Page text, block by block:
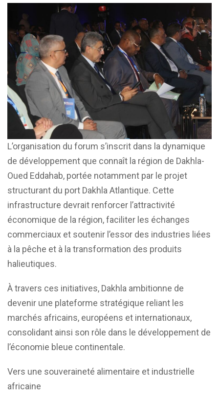
L’organisation du forum s’inscrit dans la dynamique
de développement que connaît la région de Dakhla-
Oued Eddahab, portée notamment par le projet
structurant du port Dakhla Atlantique. Cette
infrastructure devrait renforcer l’attractivité
économique de la région, faciliter les échanges
commerciaux et soutenir l’essor des industries liées
à la pêche et à la transformation des produits
halieutiques.
À travers ces initiatives, Dakhla ambitionne de
devenir une plateforme stratégique reliant les
marchés africains, européens et internationaux,
consolidant ainsi son rôle dans le développement de
l’économie bleue continentale.
Vers une souveraineté alimentaire et industrielle
africaine